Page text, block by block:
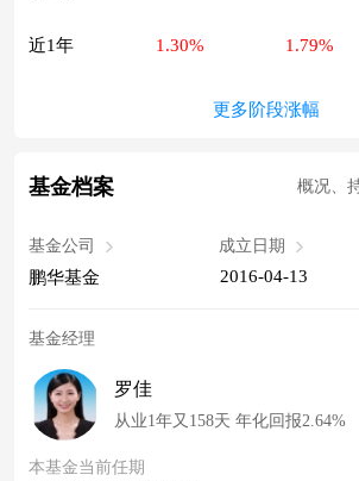
近1年 1.30% 1.79%
更多阶段涨幅
基金档案 概况、
基金公司
鹏华基金
成立日期
2016-04-13
基金经理
罗佳
从业1年又158天 年化回报2.64%
本基金当前任期